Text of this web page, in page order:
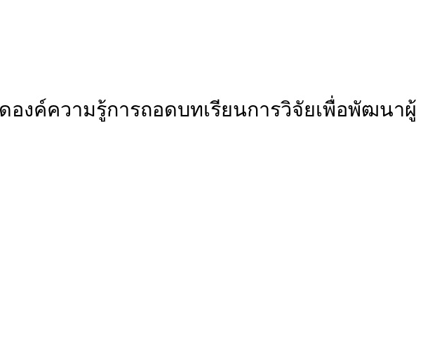
งค์ความรู้การถอดบทเรียนการวิจัยเพื่อพัฒนาผู้